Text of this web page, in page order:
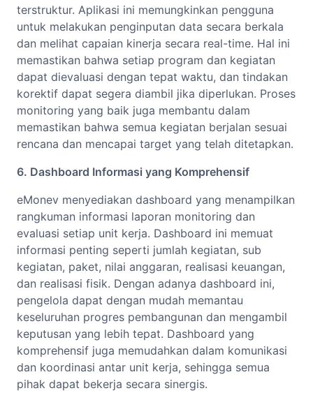
terstruktur. Aplikasi ini memungkinkan pengguna
untuk melakukan penginputan data secara berkala
dan melihat capaian kinerja secara real-time. Hal ini
memastikan bahwa setiap program dan kegiatan
dapat dievaluasi dengan tepat waktu, dan tindakan
korektif dapat segera diambil jika diperlukan. Proses
monitoring yang baik juga membantu dalam
memastikan bahwa semua kegiatan berjalan sesuai
rencana dan mencapai target yang telah ditetapkan.
6. Dashboard Informasi yang Komprehensif
eMonev menyediakan dashboard yang menampilkan
rangkuman informasi laporan monitoring dan
evaluasi setiap unit kerja. Dashboard ini memuat
informasi penting seperti jumlah kegiatan, sub
kegiatan, paket, nilai anggaran, realisasi keuangan,
dan realisasi fisik. Dengan adanya dashboard ini,
pengelola dapat dengan mudah memantau
keseluruhan progres pembangunan dan mengambil
keputusan yang lebih tepat. Dashboard yang
komprehensif juga memudahkan dalam komunikasi
dan koordinasi antar unit kerja, sehingga semua
pihak dapat bekerja secara sinergis.